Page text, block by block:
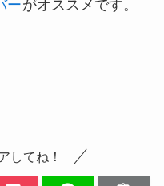
ーがオススメです。
してね！